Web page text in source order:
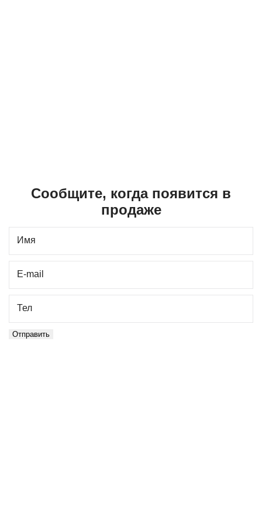
Сообщите, когда появится в
продаже
Имя
E-mail
Тел